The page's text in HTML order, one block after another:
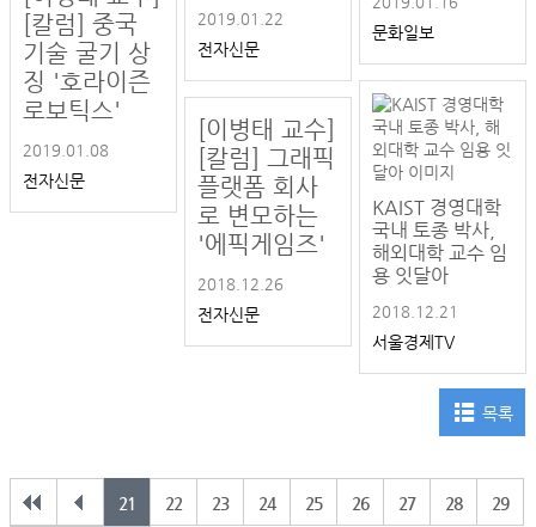
[칼럼] 중국
기술 굴기 상
징 '호라이즌
로보틱스'
2019.01.08
전자신문
2019.01.22
전자신문
[이병태 교수]
[칼럼] 그래픽
플랫폼 회사
로 변모하는
'에픽게임즈'
2018.12.26
전자신문
문화일보
KAIST 경영대학
국내 토종 박사,
해외대학 교수 임
용 잇달아
2018.12.21
서울경제TV
목록
21 22 23 24 25 26 27 28 29